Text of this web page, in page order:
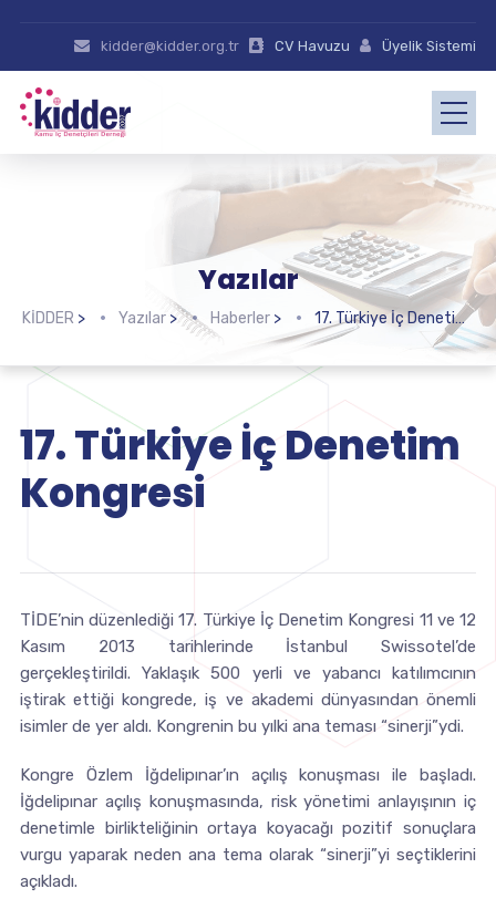
kidder@kidder.org.tr CV Havuzu Üyelik Sistemi
Yazılar
KİDDER > Yazılar> Haberler> 17. Türkiye İç Denetim Kongresi
17. Türkiye İç Denetim
Kongresi
TİDE’nin düzenlediği 17. Türkiye İç Denetim Kongresi 11 ve 12
Kasım 2013 tarihlerinde İstanbul Swissotel’de
gerçekleştirildi. Yaklaşık 500 yerli ve yabancı katılımcının
iştirak ettiği kongrede, iş ve akademi dünyasından önemli
isimler de yer aldı. Kongrenin bu yılki ana teması “sinerji”ydi.
Kongre Özlem İğdelipınar’ın açılış konuşması ile başladı.
İğdelipınar açılış konuşmasında, risk yönetimi anlayışının iç
denetimle birlikteliğinin ortaya koyacağı pozitif sonuçlara
vurgu yaparak neden ana tema olarak “sinerji”yi seçtiklerini
açıkladı.